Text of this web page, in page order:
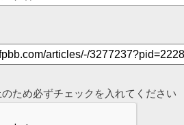
ため必ずチェックを入れてください